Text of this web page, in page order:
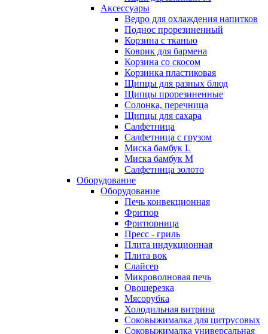
Аксессуары
Ведро для охлаждения напитков
Поднос прорезиненный
Корзина с тканью
Коврик для бармена
Корзина со скосом
Корзинка пластиковая
Щипцы для разных блюд
Щипцы прорезиненные
Солонка, перечница
Щипцы для сахара
Салфетница
Салфетница с грузом
Миска бамбук L
Миска бамбук M
Салфетница золото
Оборудование
Оборудование
Печь конвекционная
Фритюр
Фритюрница
Пресс - гриль
Плита индукционная
Плита вок
Слайсер
Микроволновая печь
Овощерезка
Мясорубка
Холодильная витрина
Соковыжималка для цитрусовых
Соковыжималка универсальная